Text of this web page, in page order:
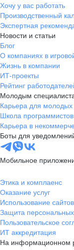
Хочу у вас работать
Производственный
Экспертная
Новости и статьи
Блог
О компаниях в
Жизнь в компании
ИТ-проекты
Рейтинг
Молодым
Карьера для молодых
Школа программистов
Карьера в
Боты для
Мобильное
Этика и комплаенс
Оказание услуг
Использование сайтов
Защита
Пользовательское
ИТ аккредитация
На информационном